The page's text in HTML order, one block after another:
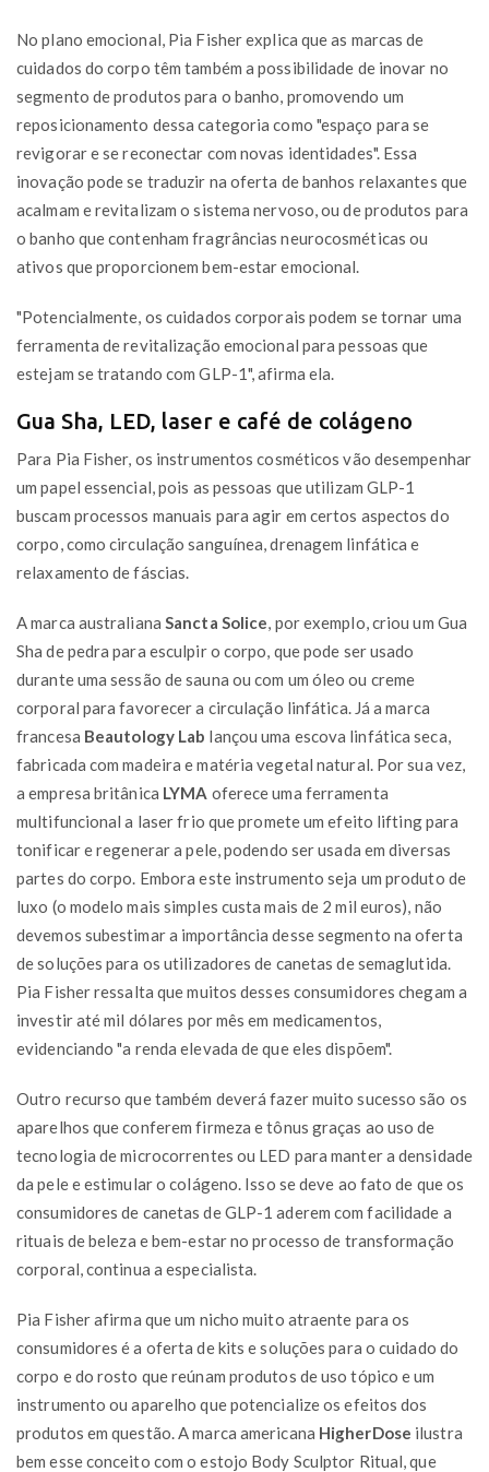
No plano emocional, Pia Fisher explica que as marcas de
cuidados do corpo têm também a possibilidade de inovar no
segmento de produtos para o banho, promovendo um
reposicionamento dessa categoria como "espaço para se
revigorar e se reconectar com novas identidades". Essa
inovação pode se traduzir na oferta de banhos relaxantes que
acalmam e revitalizam o sistema nervoso, ou de produtos para
o banho que contenham fragrâncias neurocosméticas ou
ativos que proporcionem bem-estar emocional.
"Potencialmente, os cuidados corporais podem se tornar uma
ferramenta de revitalização emocional para pessoas que
estejam se tratando com GLP-1", afirma ela.
Gua Sha, LED, laser e café de colágeno
Para Pia Fisher, os instrumentos cosméticos vão desempenhar
um papel essencial, pois as pessoas que utilizam GLP-1
buscam processos manuais para agir em certos aspectos do
corpo, como circulação sanguínea, drenagem linfática e
relaxamento de fáscias.
A marca australiana Sancta Solice , por exemplo, criou um Gua
Sha de pedra para esculpir o corpo, que pode ser usado
durante uma sessão de sauna ou com um óleo ou creme
corporal para favorecer a circulação linfática. Já a marca
francesa Beautology Lab lançou uma escova linfática seca,
fabricada com madeira e matéria vegetal natural. Por sua vez,
a empresa britânica LYMA oferece uma ferramenta
multifuncional a laser frio que promete um efeito lifting para
tonificar e regenerar a pele, podendo ser usada em diversas
partes do corpo. Embora este instrumento seja um produto de
luxo (o modelo mais simples custa mais de 2 mil euros), não
devemos subestimar a importância desse segmento na oferta
de soluções para os utilizadores de canetas de semaglutida.
Pia Fisher ressalta que muitos desses consumidores chegam a
investir até mil dólares por mês em medicamentos,
evidenciando "a renda elevada de que eles dispõem".
Outro recurso que também deverá fazer muito sucesso são os
aparelhos que conferem firmeza e tônus graças ao uso de
tecnologia de microcorrentes ou LED para manter a densidade
da pele e estimular o colágeno. Isso se deve ao fato de que os
consumidores de canetas de GLP-1 aderem com facilidade a
rituais de beleza e bem-estar no processo de transformação
corporal, continua a especialista.
Pia Fisher afirma que um nicho muito atraente para os
consumidores é a oferta de kits e soluções para o cuidado do
corpo e do rosto que reúnam produtos de uso tópico e um
instrumento ou aparelho que potencialize os efeitos dos
produtos em questão. A marca americana HigherDose ilustra
bem esse conceito com o estojo Body Sculptor Ritual, que